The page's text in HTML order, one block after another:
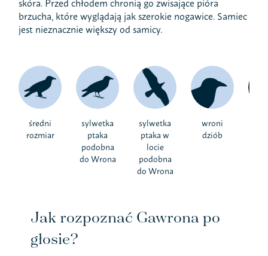
skóra. Przed chłodem chronią go zwisające pióra
brzucha, które wyglądają jak szerokie nogawice. Samiec
jest nieznacznie większy od samicy.
średni
rozmiar
sylwetka
ptaka
podobna
do Wrona
sylwetka
ptaka w
locie
podobna
do Wrona
wroni
dziób
Jak rozpoznać Gawrona po
głosie?